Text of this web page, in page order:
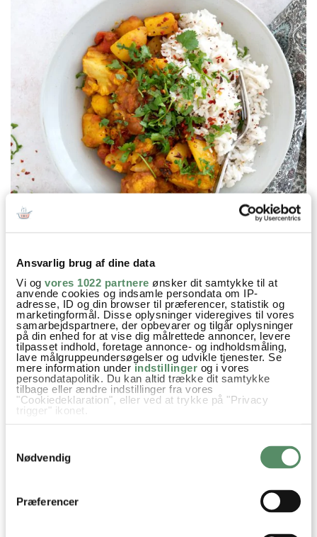
Ansvarlig brug af dine data
Vi og vores 1022 partnere ønsker dit samtykke til at
anvende cookies og indsamle persondata om IP-
adresse, ID og din browser til præferencer, statistik og
marketingformål. Disse oplysninger videregives til vores
samarbejdspartnere, der opbevarer og tilgår oplysninger
på din enhed for at vise dig målrettede annoncer, levere
tilpasset indhold, foretage annonce- og indholdsmåling,
lave målgruppeundersøgelser og udvikle tjenester. Se
mere information underindstillinger og i vores
persondatapolitik. Du kan altid trække dit samtykke
tilbage eller ændre indstillinger fra vores
"Cookiedeklaration", eller ved at trykke på "Privacy
trigger" ikonet.
Indsamle præcise oplysninger om din placering,
der kan være nøjagtig inden for få meter
Identificere din enhed baseret på en scanning af
Nødvendig
Præferencer
Prøv også